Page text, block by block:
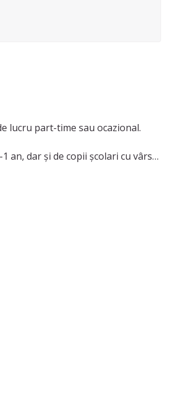
lucru part-time sau ocazional.
an, dar și de copii școlari cu vârsta
in jocuri si activități care le